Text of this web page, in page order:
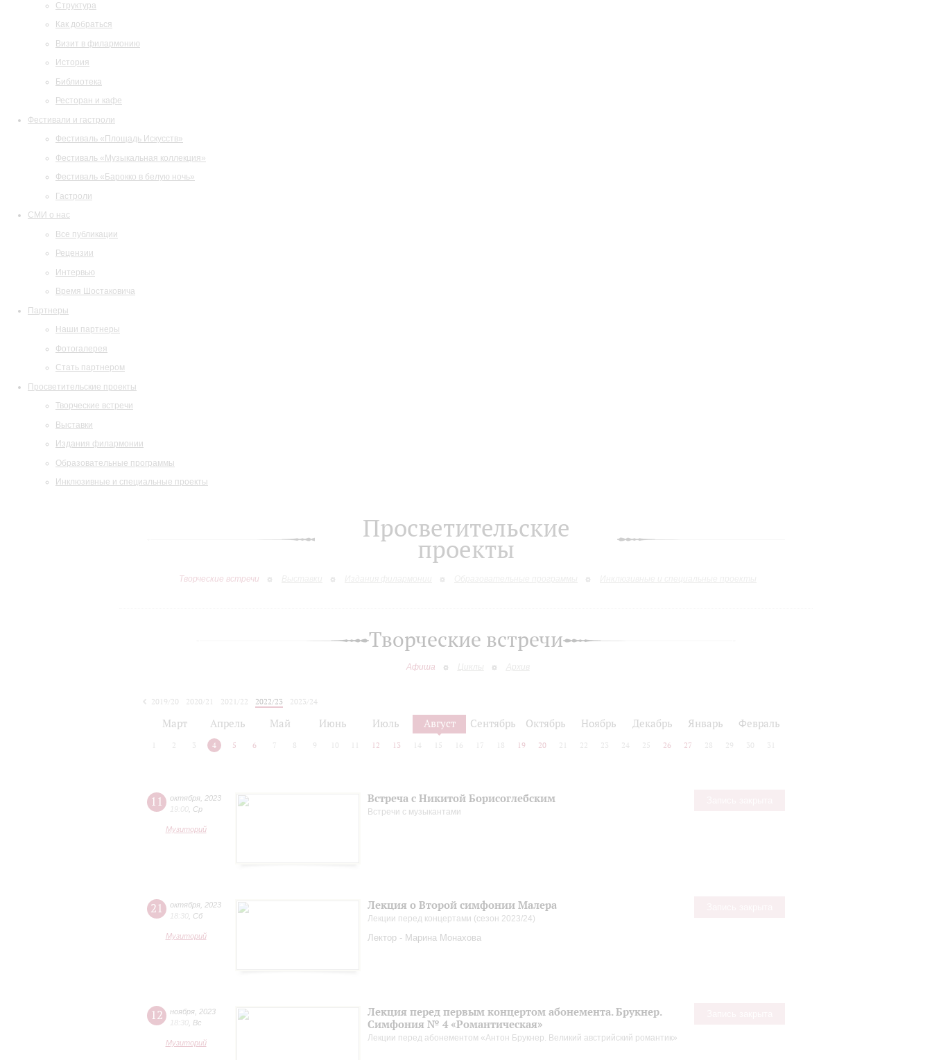
Структура
Как добраться
Визит в филармонию
История
Библиотека
Ресторан и кафе
Фестивали и гастроли
Фестиваль «Площадь Искусств»
Фестиваль «Музыкальная коллекция»
Фестиваль «Барокко в белую ночь»
Гастроли
СМИ о нас
Все публикации
Рецензии
Интервью
Время Шостаковича
Партнеры
Наши партнеры
Фотогалерея
Стать партнером
Просветительские проекты
Творческие встречи
Выставки
Издания филармонии
Образовательные программы
Инклюзивные и специальные проекты
Просветительские
проекты
Творческие встречи
Творческие встречи
Афиша Циклы Архив
2019/20 2020/21 2021/22 2022/23
2023/24
Март Апрель Май Июнь Июль Август Сентябрь Октябрь Ноябрь Декабрь Январь Февраль
2 3 4 5 6 7 8 9 10 12 13 14 15 16 17 18 19 20 21 22 23 24 25 26 27 28 29 30 31
11 октября 2023
19:00 Ср
Музиторий
Встреча с Никитой Борисоглебским
Встречи с музыкантами
21 октября 2023
18:30 Сб
Музиторий
Лекция о Второй симфонии Малера
Лекции перед концертами (сезон 2023/24)
Лектор - Марина Монахова
12 ноября 2023
18:30 Вс
Музиторий
Лекция перед первым концертом абонемента. Брукнер.
Симфония № 4 «Романтическая»
Лекции перед абонементом «Антон Брукнер. Великий австрийский романтик»